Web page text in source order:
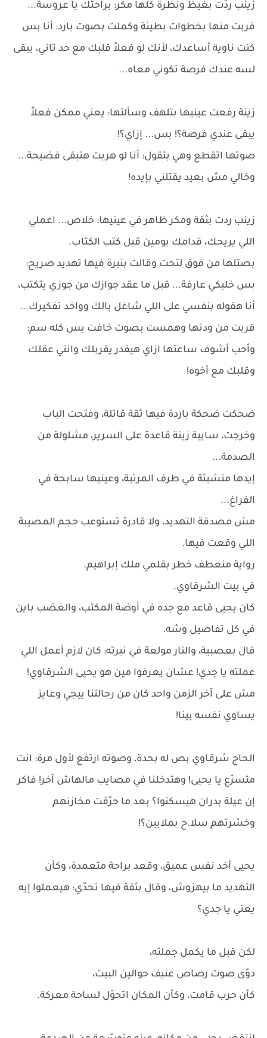
زينب ردّت بغيظ ونظرة كلها مكر: براحتك يا عروسة...
قربت منها بخطوات بطيئة وكملت بصوت بارد: أنا بس
كنت ناوية أساعدك، لأنك لو فعلاً قلبك مع حد تاني، يبقى
لسه عندك فرصة تكوني معاه...
زينة رفعت عينيها بتلهف وسألتها: يعني ممكن فعلاً
يبقى عندي فرصة؟! بس... إزاي؟!
صوتها اتقطع وهي بتقول: أنا لو هربت هتبقى فضيحة...
وخالي مش بعيد يقتلني بإيده!
زينب ردت بثقة ومكر ظاهر في عينيها: خلاص... اعملي
اللي يريحك، قدامك يومين قبل كتب الكتاب.
بصتلها من فوق لتحت وقالت بنبرة فيها تهديد صريح:
بس خليكي عارفة... قبل ما عقد جوازك من جوزي يتكتب،
أنا هقوله بنفسي على اللي شاغل بالك وواخد تفكيرك...
قربت من ودنها وهمست بصوت خافت بس كله سم:
وأحب أشوف ساعتها ازاي هيقدر يقربلك وانتي عقلك
وقلبك مع أخوه!
ضحكت ضحكة باردة فيها ثقة قاتلة، وفتحت الباب
وخرجت، سايبة زينة قاعدة على السرير، مشلولة من
الصدمة...
إيدها متشبثة في طرف المرتبة، وعينيها سابحة في
الفراغ...
مش مصدقة التهديد، ولا قادرة تستوعب حجم المصيبة
اللي وقعت فيها.
رواية منعطف خطر بقلمي ملك إبراهيم.
في بيت الشرقاوي.
كان يحيى قاعد مع جده في أوضة المكتب، والغضب باين
في كل تفاصيل وشه.
قال بعصبية، والنار مولعة في نبرته: كان لازم أعمل اللي
عملته يا جدي! عشان يعرفوا مين هو يحيى الشرقاوي!
مش على آخر الزمن واحد كان من رجالتنا ييجي وعايز
يساوي نفسه بينا!
الحاج شرقاوي بص له بحدة، وصوته ارتفع لأول مرة: انت
متسرّع يا يحيى! وهتدخلنا في مصايب مالهاش آخر! فاكر
إن عيلة بدران هيسكتوا؟ بعد ما حرّقت مخازنهم
وخسّرتهم سلا.ح بملايين؟!
يحيى أخد نفس عميق، وقعد براحة متعمدة، وكأن
التهديد ما بيهزوش، وقال بثقة فيها تحدّي: هيعملوا إيه
يعني يا جدي؟
لكن قبل ما يكمل جملته،
دوّى صوت رصاص عنيف حوالين البيت،
كأن حرب قامت، وكأن المكان اتحوّل لساحة معركة.